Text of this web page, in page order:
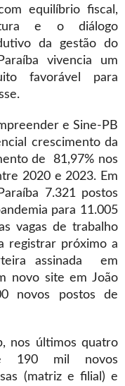
equilíbrio fiscal,
e o diálogo
da gestão do
vivencia um
favorável para
e Sine-PB
crescimento da
de 81,97% nos
2020 e 2023. Em
7.321 postos
para 11.005
vagas de trabalho
registrar próximo a
assinada em
novo site em João
novos postos de
nos últimos quatro
190 mil novos
(matriz e filial) e